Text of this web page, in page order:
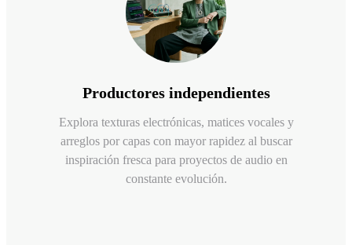
Productores independientes
Explora texturas electrónicas, matices vocales y
arreglos por capas con mayor rapidez al buscar
inspiración fresca para proyectos de audio en
constante evolución.